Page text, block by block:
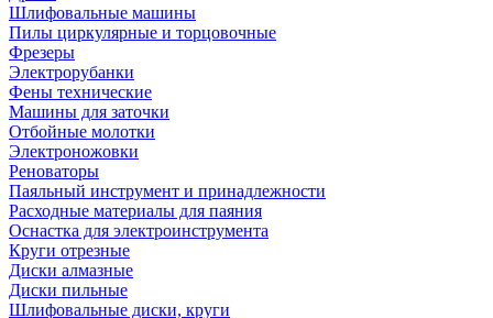
Шлифовальные машины
Пилы циркулярные и торцовочные
Фрезеры
Электрорубанки
Фены технические
Машины для заточки
Отбойные молотки
Электроножовки
Реноваторы
Паяльный инструмент и принадлежности
Расходные материалы для паяния
Оснастка для электроинструмента
Круги отрезные
Диски алмазные
Диски пильные
Шлифовальные диски, круги